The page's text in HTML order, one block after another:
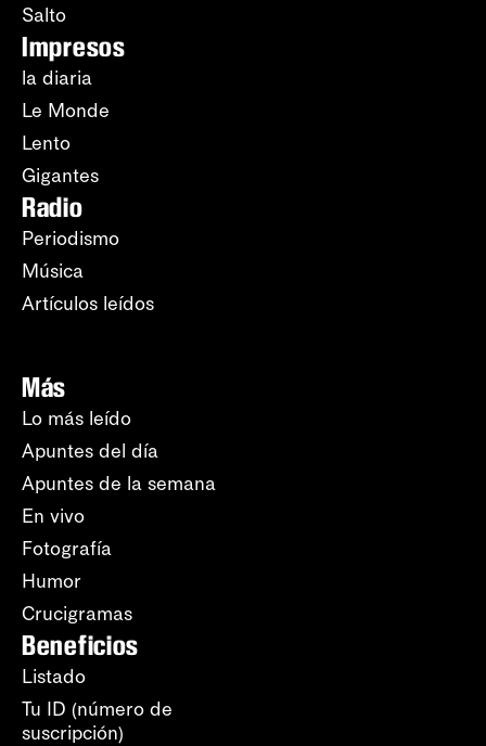
Salto
Impresos
la diaria
Le Monde
Lento
Gigantes
Radio
Periodismo
Música
Artículos leídos
Más
Lo más leído
Apuntes del día
Apuntes de la semana
En vivo
Fotografía
Humor
Crucigramas
Beneficios
Listado
Tu ID (número de
suscripción)